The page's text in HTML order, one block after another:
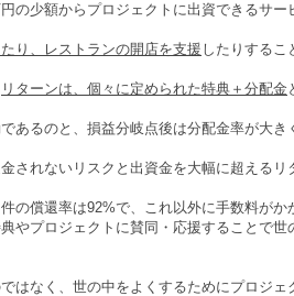
の少額からプロジェクトに出資できるサー
り、レストランの開店を支援したりするこ
リターンは、個々に定められた特典＋分配金
あるのと、損益分岐点後は分配金率が大き
されないリスクと出資金を大幅に超えるリ
の償還率は92%で、これ以外に手数料が
やプロジェクトに賛同・応援することで
はなく、世の中をよくするためにプロジ